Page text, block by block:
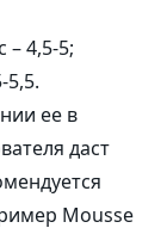
4,5-5;
5,5.
ее в
даст
Mousse